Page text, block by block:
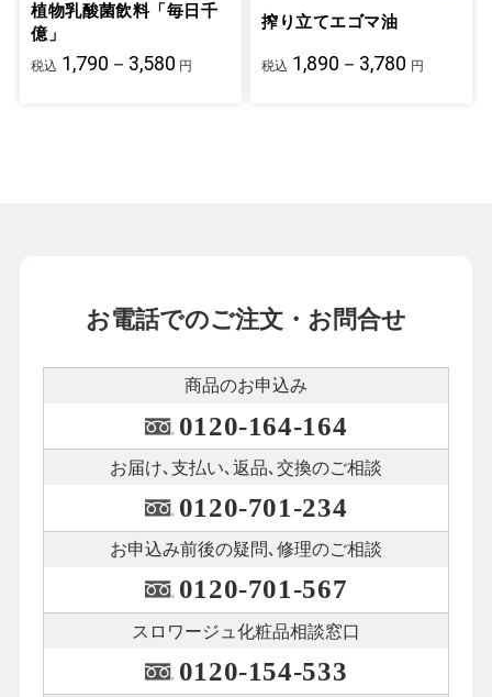
植物乳酸菌飲料「毎日千
億」
税込 1,790－3,580 円
搾り立てエゴマ油
税込 1,890－3,780 円
お電話でのご注文・お問合せ
商品のお申込み
0120-164-164
お届け､支払い､ 返品､交換のご相談
0120-701-234
お申込み前後の疑問､修理のご相談
0120-701-567
スロワージュ化粧品相談窓口
0120-154-533